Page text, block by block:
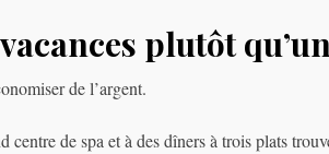
plutôt
de l’argent.
de spa et à des dîners à trois plats